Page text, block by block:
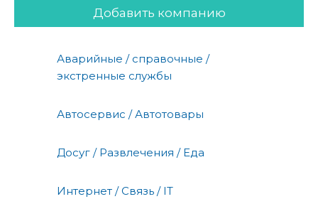
Добавить компанию
Аварийные / справочные /
экстренные службы
Автосервис / Автотовары
Досуг / Развлечения / Еда
Интернет / Связь / IT